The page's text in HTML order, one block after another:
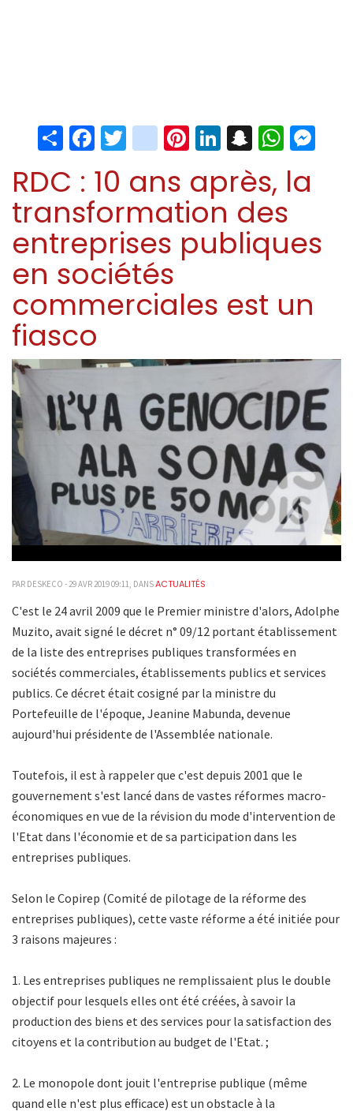
ShareFacebook
Twitter
instagram
Pinterest
LinkedIn
Snapchat
RDC : 10 ans après, la
transformation des
entreprises publiques
en sociétés
commerciales est un
fiasco
PAR DESKECO - 29 AVR 2019 09:11, DANSACTUALITÉS
C'est le 24 avril 2009 que le Premier ministre d'alors, Adolphe
Muzito, avait signé le décret n° 09/12 portant établissement
de la liste des entreprises publiques transformées en
sociétés commerciales, établissements publics et services
publics. Ce décret était cosigné par la ministre du
Portefeuille de l'époque, Jeanine Mabunda, devenue
aujourd'hui présidente de l'Assemblée nationale.
Toutefois, il est à rappeler que c'est depuis 2001 que le
gouvernement s'est lancé dans de vastes réformes macro-
économiques en vue de la révision du mode d'intervention de
l'Etat dans l'économie et de sa participation dans les
entreprises publiques.
Selon le Copirep (Comité de pilotage de la réforme des
entreprises publiques), cette vaste réforme a été initiée pour
3 raisons majeures :
1. Les entreprises publiques ne remplissaient plus le double
objectif pour lesquels elles ont été créées, à savoir la
production des biens et des services pour la satisfaction des
citoyens et la contribution au budget de l'Etat. ;
2. Le monopole dont jouit l'entreprise publique (même
quand elle n'est plus efficace) est un obstacle à la